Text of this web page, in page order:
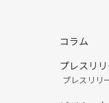
コラム
プレスリリ
プレスリリ